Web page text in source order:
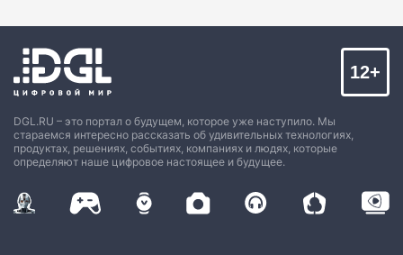
DGL.RU – это портал о будущем, которое уже наступило. Мы
стараемся интересно рассказать об удивительных технологиях,
продуктах, решениях, событиях, компаниях и людях, которые
определяют наше цифровое настоящее и будущее.
12+